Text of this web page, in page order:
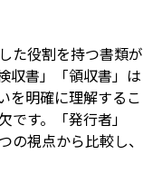
た役割を持つ書類が
収書」「領収書」は
を明確に理解するこ
す。「発行者」
の視点から比較し、